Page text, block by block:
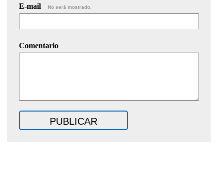
E-mail No será mostrado.
Comentario